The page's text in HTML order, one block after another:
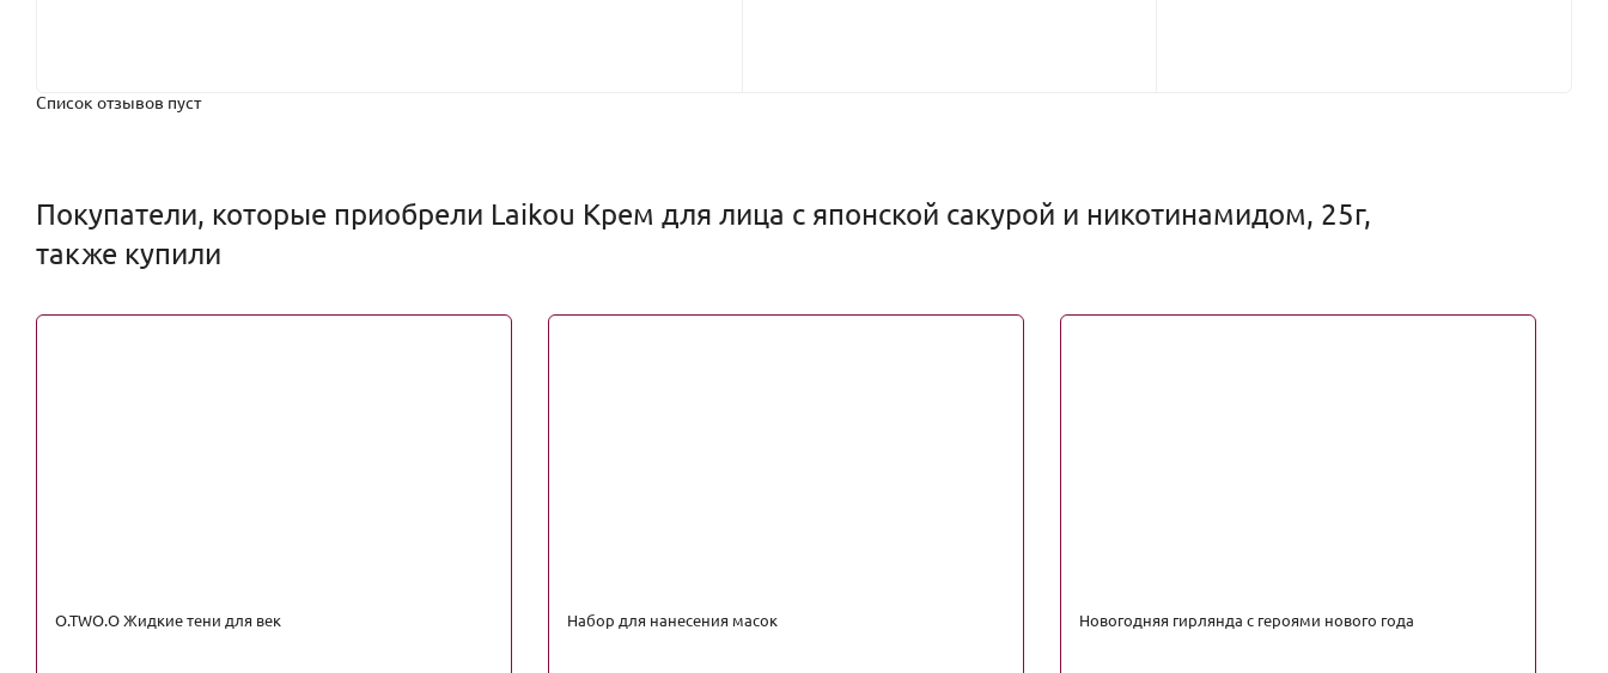
Список отзывов пуст
Покупатели, которые приобрели Laikou Крем для лица с японской сакурой и никотинамидом, 25г,
также купили
O.TWO.O Жидкие тени для век Набор для нанесения масок Новогодняя гирлянда с героями нового года